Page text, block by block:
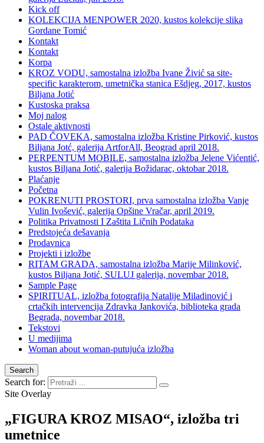
Kick off
KOLEKCIJA MENPOWER 2020, kustos kolekcije slika
Gordane Tomić
Kontakt
Kontakt
Korpa
KROZ VODU, samostalna izložba Ivane Živić sa site-
specific karakterom, umetnička stanica Ešdjeg, 2017, kustos
Biljana Jotić
Kustoska praksa
Moj nalog
Ostale aktivnosti
PAD ČOVEKA, samostalna izložba Kristine Pirković, kustos
Biljana Jotć, galerija ArtforAll, Beograd april 2018.
PERPENTUM MOBILE, samostalna izložba Jelene Vićentić,
kustos Biljana Jotić, galerija Božidarac, oktobar 2018.
Plaćanje
Početna
POKRENUTI PROSTORI, prva samostalna izložba Vanje
Vulin Ivošević, galerija Opšine Vračar, april 2019.
Politika Privatnosti I Zaštita Ličnih Podataka
Predstojeća dešavanja
Prodavnica
Projekti i izložbe
RITAM GRADA, samostalna izložba Marije Milinković,
kustos Biljana Jotić, SULUJ galerija, novembar 2018.
Sample Page
SPIRITUAL, izložba fotografija Natalije Miladinović i
crtačkih intervencija Zdravka Jankovića, biblioteka grada
Begrada, novembar 2018.
Tekstovi
U medijima
Woman about woman-putujuća izložba
Search
Search for:
Site Overlay
„FIGURA KROZ MISAO“, izložba tri
umetnice